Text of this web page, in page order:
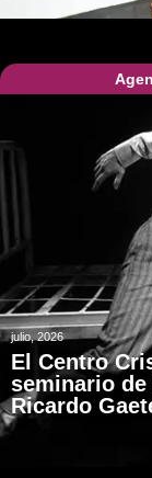
julio, 2026
El Centro
seminario
Ricardo